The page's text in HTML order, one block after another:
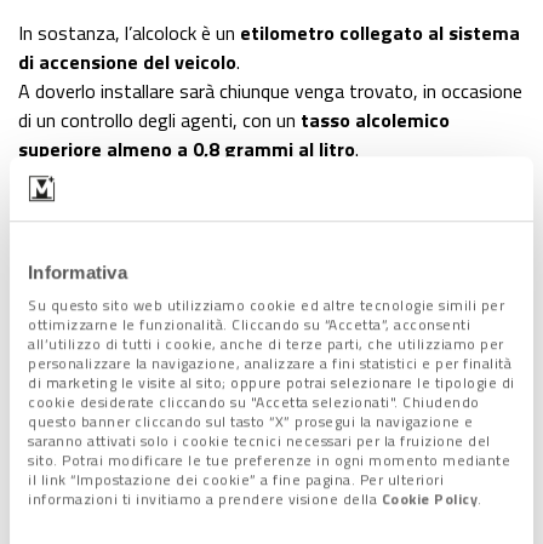
Informativa
Su questo sito web utilizziamo cookie ed altre tecnologie simili per
ottimizzarne le funzionalità. Cliccando su “Accetta”, acconsenti
all’utilizzo di tutti i cookie, anche di terze parti, che utilizziamo per
personalizzare la navigazione, analizzare a fini statistici e per finalità
di marketing le visite al sito; oppure potrai selezionare le tipologie di
cookie desiderate cliccando su "Accetta selezionati". Chiudendo
questo banner cliccando sul tasto “X” prosegui la navigazione e
saranno attivati solo i cookie tecnici necessari per la fruizione del
sito. Potrai modificare le tue preferenze in ogni momento mediante
il link “Impostazione dei cookie” a fine pagina. Per ulteriori
informazioni ti invitiamo a prendere visione della Cookie Policy.
In sostanza, l’alcolock è un etilometro collegato al sistema
di accensione del veicolo.
A doverlo installare sarà chiunque venga trovato, in occasione
di un controllo degli agenti, con un tasso alcolemico
superiore almeno a 0,8 grammi al litro.
In tal caso, con la condanna scatta il divieto assoluto di
assumere alcolici alla guida. Il cosiddetto
all’interno dell’alcolock ogni volta
alla guida, per controllare l’assenza totale di alcol nel sangue
del conducente. L’obbligo, la cuiinosservanza sarà punita
con pesanti multeche potranno superare i 600 euro, avrà
una durata di2 anniin caso di reato “lieve” (cioè con un tasso
alcolemico fino a 1,5 grammi al litro), che salgono a3 anni
quando vienesuperata la soglia di 1,5 g/l. Nel caso di
un’auto usata da più persone, per esempio in una famiglia, a
sottoporsi al controllo dovranno essere, al momento di porsi